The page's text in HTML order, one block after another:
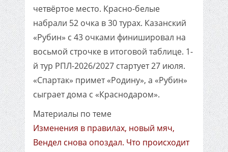
четвёртое место. Красно-белые
набрали 52 очка в 30 турах. Казанский
«Рубин» с 43 очками финишировал на
восьмой строчке в итоговой таблице. 1-
й тур РПЛ-2026/2027 стартует 27 июля.
«Спартак» примет «Родину», а «Рубин»
сыграет дома с «Краснодаром».
Материалы по теме
Изменения в правилах, новый мяч,
Вендел снова опоздал. Что происходит